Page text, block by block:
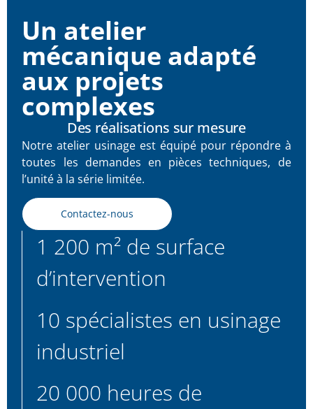
Un atelier
mécanique adapté
aux projets
complexes
Des réalisations sur mesure
Notre atelier usinage est équipé pour répondre à
toutes les demandes en pièces techniques, de
l’unité à la série limitée.
Contactez-nous
1 200 m² de surface
d’intervention
10 spécialistes en usinage
industriel
20 000 heures de